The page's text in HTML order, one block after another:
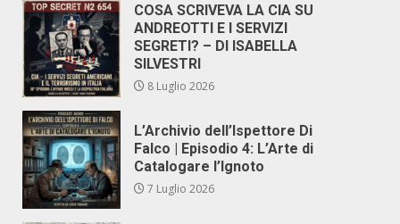
COSA SCRIVEVA LA CIA SU
ANDREOTTI E I SERVIZI
SEGRETI? – DI ISABELLA
SILVESTRI
8 Luglio 2026
L’Archivio dell’Ispettore Di
Falco | Episodio 4: L’Arte di
Catalogare l’Ignoto
7 Luglio 2026